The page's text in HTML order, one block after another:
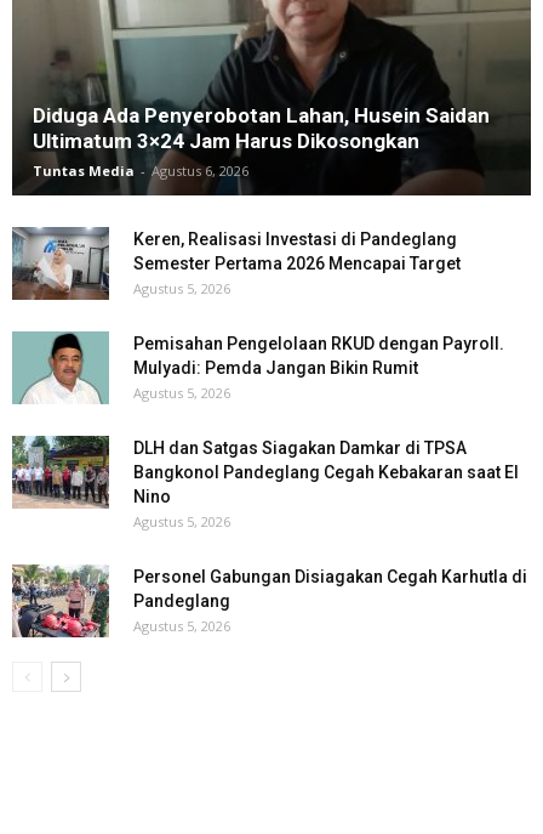
Diduga Ada Penyerobotan Lahan, Husein Saidan
Ultimatum 3×24 Jam Harus Dikosongkan
Tuntas Media - Agustus 6, 2026
Keren, Realisasi Investasi di Pandeglang
Semester Pertama 2026 Mencapai Target
Agustus 5, 2026
Pemisahan Pengelolaan RKUD dengan Payroll.
Mulyadi: Pemda Jangan Bikin Rumit
Agustus 5, 2026
DLH dan Satgas Siagakan Damkar di TPSA
Bangkonol Pandeglang Cegah Kebakaran saat El
Nino
Agustus 5, 2026
Personel Gabungan Disiagakan Cegah Karhutla di
Pandeglang
Agustus 5, 2026